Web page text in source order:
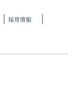
採用情報